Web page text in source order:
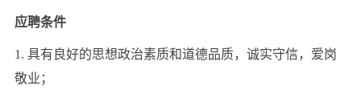
应聘条件
1. 具有良好的思想政治素质和道德品质，诚实守信，爱岗
敬业；